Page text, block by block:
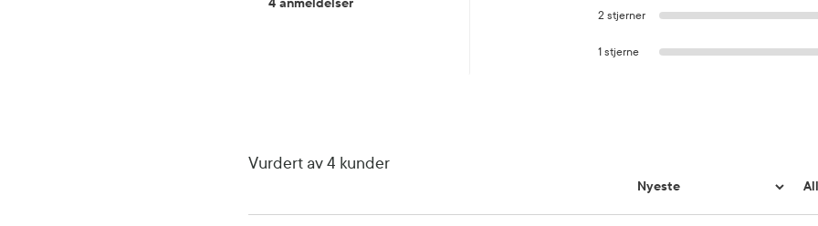
2 stjerner
1 stjerne
Vurdert av 4 kunder